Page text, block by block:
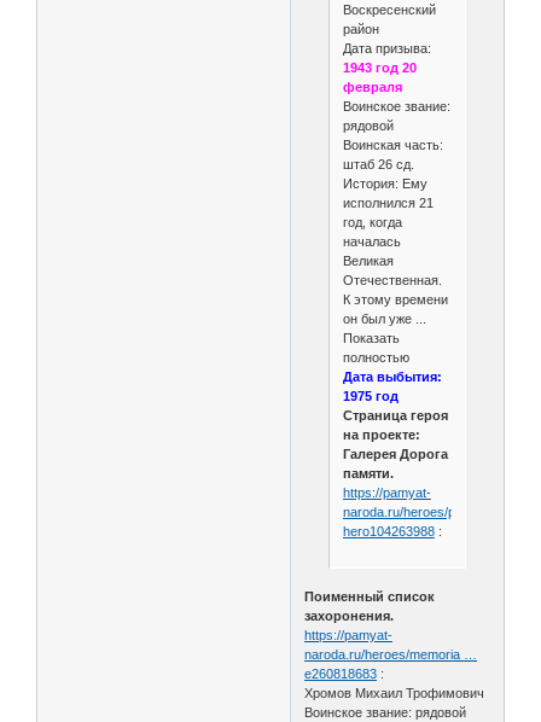
Воскресенский
район
Дата призыва:
1943 год 20
февраля
Воинское звание:
рядовой
Воинская часть:
штаб 26 сд.
История: Ему
исполнился 21
год, когда
началась
Великая
Отечественная.
К этому времени
он был уже ...
Показать
полностью
Дата выбытия:
1975 год
Страница героя
на проекте:
Галерея Дорога
памяти.
https://pamyat-
naroda.ru/heroes/person-
hero104263988:
Поименный список
захоронения.
https://pamyat-
naroda.ru/heroes/memoria …
e260818683 :
Хромов Михаил Трофимович
Воинское звание: рядовой